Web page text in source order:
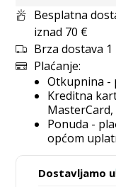
Besplatna
iznad 70 €
Brza dostava
Plaćanje:
Otkupnina -
Kreditna
Ponuda -
općom
Dostavljamo u